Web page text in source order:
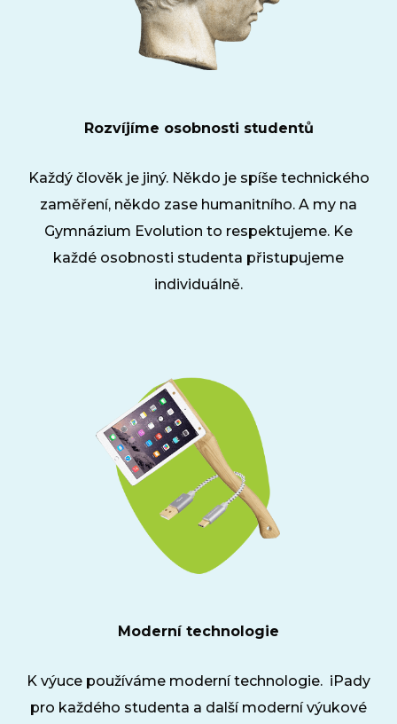
Rozvíjíme osobnosti studentů
Každý člověk je jiný. Někdo je spíše technického
zaměření, někdo zase humanitního. A my na
Gymnázium Evolution to respektujeme. Ke
každé osobnosti studenta přistupujeme
individuálně.
Moderní technologie
K výuce používáme moderní technologie. iPady
pro každého studenta a další moderní výukové